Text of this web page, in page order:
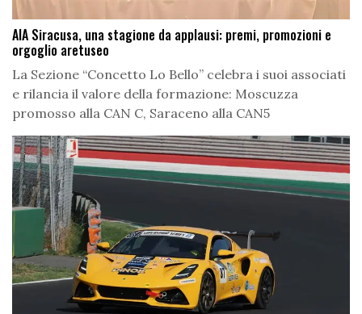
AIA Siracusa, una stagione da applausi: premi, promozioni e
orgoglio aretuseo
La Sezione “Concetto Lo Bello” celebra i suoi associati
e rilancia il valore della formazione: Moscuzza
promosso alla CAN C, Saraceno alla CAN5